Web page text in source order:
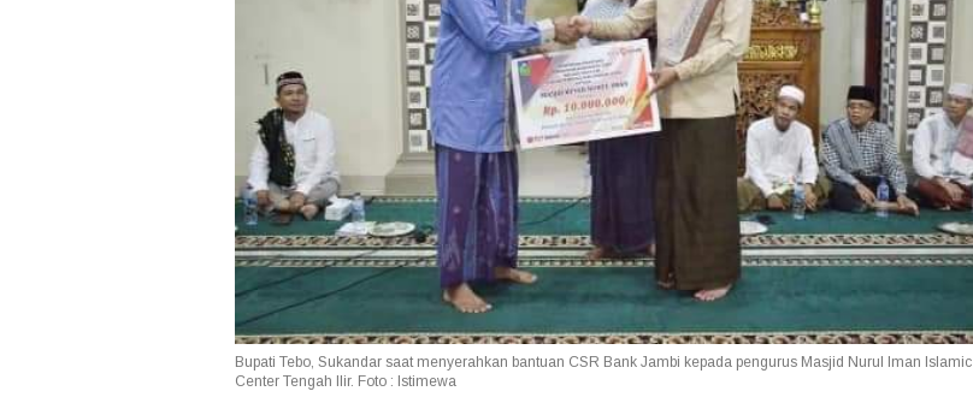
Bupati Tebo, Sukandar saat menyerahkan bantuan CSR Bank Jambi kepada pengurus Masjid Nurul Iman Islamic
Center Tengah Ilir. Foto : Istimewa